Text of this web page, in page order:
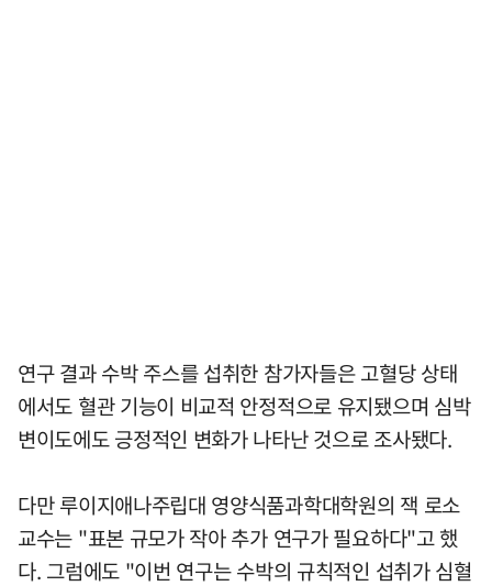
연구 결과 수박 주스를 섭취한 참가자들은 고혈당 상태
에서도 혈관 기능이 비교적 안정적으로 유지됐으며 심박
변이도에도 긍정적인 변화가 나타난 것으로 조사됐다.
다만 루이지애나주립대 영양식품과학대학원의 잭 로소
교수는 "표본 규모가 작아 추가 연구가 필요하다"고 했
다. 그럼에도 "이번 연구는 수박의 규칙적인 섭취가 심혈